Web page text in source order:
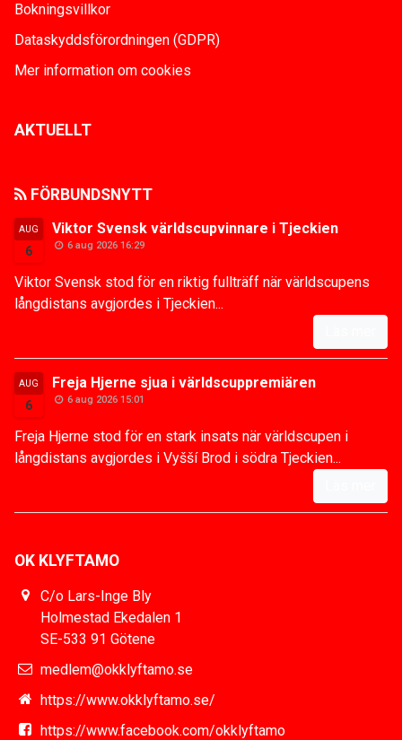
Bokningsvillkor
Dataskyddsförordningen (GDPR)
Mer information om cookies
AKTUELLT
FÖRBUNDSNYTT
AUG
6
Viktor Svensk världscupvinnare i Tjeckien
6 aug 2026 16:29
Viktor Svensk stod för en riktig fullträff när världscupens
långdistans avgjordes i Tjeckien...
AUG
6
Freja Hjerne sjua i världscuppremiären
6 aug 2026 15:01
Freja Hjerne stod för en stark insats när världscupen i
långdistans avgjordes i Vyšší Brod i södra Tjeckien...
OK KLYFTAMO
C/o Lars-Inge Bly
Holmestad Ekedalen 1
SE-533 91 Götene
medlem@okklyftamo.se
https://www.okklyftamo.se/
https://www.facebook.com/okklyftamo